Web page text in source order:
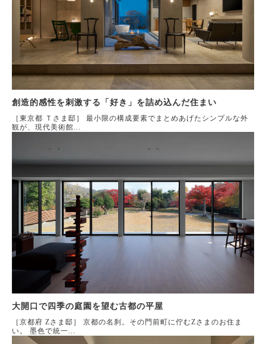
創造的感性を刺激する「好き」を詰め込んだ住まい
［東京都 Ｔさま邸］ 最小限の構成要素でまとめあげたシンプルな外
観が、現代美術館...
大開口で四季の庭園を望む古都の平屋
［京都府 Zさま邸］ 京都の名刹。その門前町に佇むZさまのお住ま
い。 墨色で統一...